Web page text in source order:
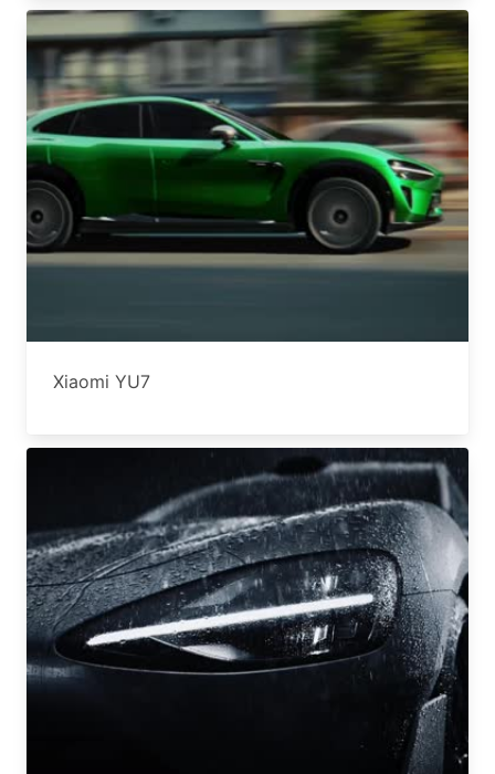
Xiaomi YU7